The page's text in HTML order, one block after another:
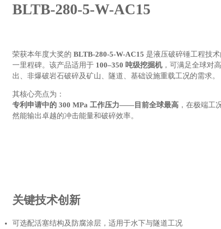
BLTB-280-5-W-AC15
荣获本年度大奖的BLTB-280-5-W-AC15 是液压破碎锤工程技
一里程碑。该产品适用于 100–350 吨级挖掘机，可满足全球对
出、非爆破岩石破碎及矿山、隧道、基础设施重载工况的需求。
其核心亮点为：
专利申请中的 300 MPa 工作压力——目前全球最高 ，在极端工
然能输出卓越的冲击能量和破碎效率。
关键技术创新
可选配活塞结构及防腐涂层，适用于水下与隧道工况